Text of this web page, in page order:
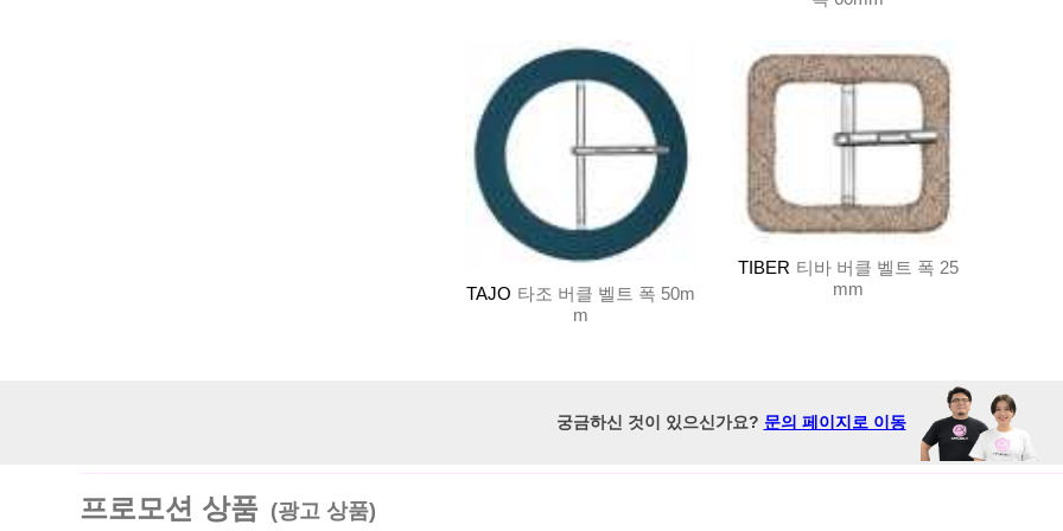
TAJO 타조 버클 벨트 폭 50m
m
TIBER 티바 버클 벨트 폭 25
mm
궁금하신 것이 있으신가요? 문의 페이지로 이동
프로모션 상품 (광고 상품)